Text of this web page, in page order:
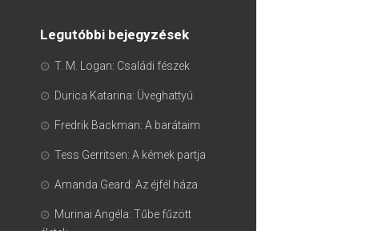
Legutóbbi bejegyzések
T. M. Logan: Családi fészek
Durica Katarina: Üveghattyú
Fredrik Backman: A barátaim
Tess Gerritsen: A kémek partja
Amanda Geard: Az éjfél háza
Murinai Angéla: Tűbe fűzött